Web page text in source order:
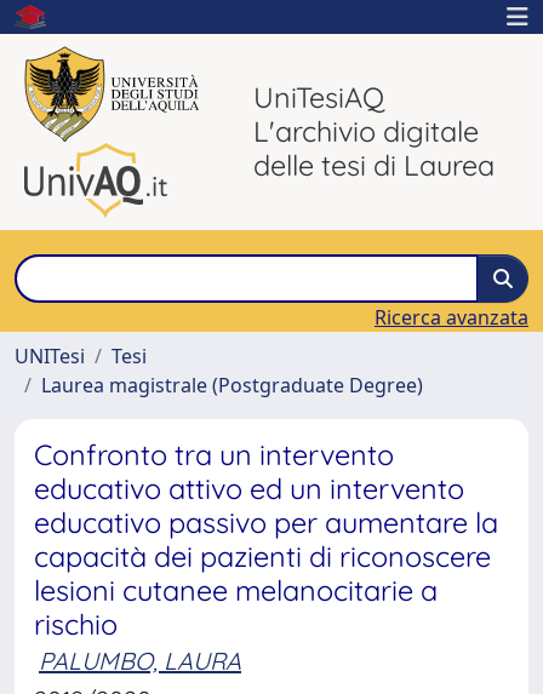
UniTesiAQ
L'archivio digitale
delle tesi di Laurea
Ricerca avanzata
UNITesi
Tesi
Laurea magistrale (Postgraduate Degree)
Confronto tra un intervento
educativo attivo ed un intervento
educativo passivo per aumentare la
capacità dei pazienti di riconoscere
lesioni cutanee melanocitarie a
rischio
PALUMBO, LAURA